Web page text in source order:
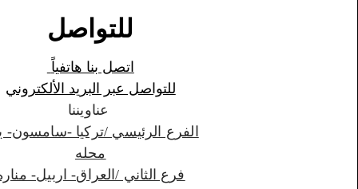
للتواصل
اتصل بنا هاتفياً
للتواصل عبر البريد الألكتروني
الفرع الرئيسي /تركيا -سامسون-
محله
فرع الثاني /العراق- اربيل-